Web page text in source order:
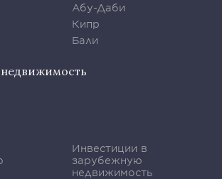
Абу-Даби
Кипр
Бали
Инвестиции в
зарубежную
недвижимость